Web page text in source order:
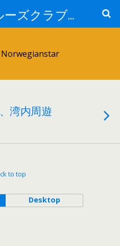
ジャパンクルーズクラブ トピック
Norwegianstar
湾内周遊
to top
Desktop